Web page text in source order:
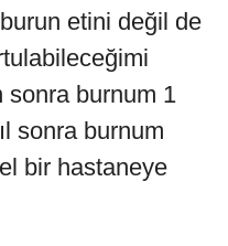
etini değil de
sonra burnum 1
sonra burnum
bir hastaneye